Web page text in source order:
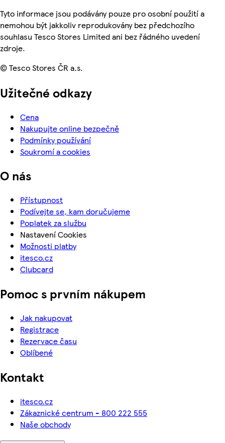
Tyto informace jsou podávány pouze pro osobní použití a
nemohou být jakkoliv reprodukovány bez předchozího
souhlasu Tesco Stores Limited ani bez řádného uvedení
zdroje.
© Tesco Stores ČR a.s.
Užitečné odkazy
Cena
Nakupujte online bezpečně
Podmínky používání
Soukromí a cookies
O nás
Přístupnost
Podívejte se, kam doručujeme
Poplatek za službu
Nastavení Cookies
Možnosti platby
itesco.cz
Clubcard
Pomoc s prvním nákupem
Jak nakupovat
Registrace
Rezervace času
Oblíbené
Kontakt
itesco.cz
Zákaznické centrum - 800 222 555
Naše obchody